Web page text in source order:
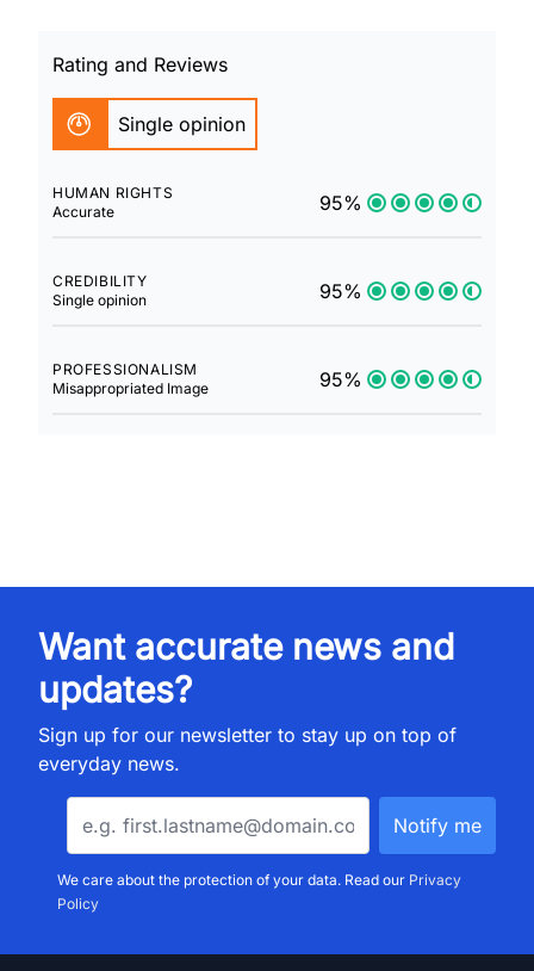
Rating and Reviews
Single opinion
HUMAN RIGHTS
Accurate
95%
CREDIBILITY
Single opinion
95%
PROFESSIONALISM
Misappropriated Image
95%
Want accurate news and
updates?
Sign up for our newsletter to stay up on top of
everyday news.
We care about the protection of your data. Read our Privacy
Policy